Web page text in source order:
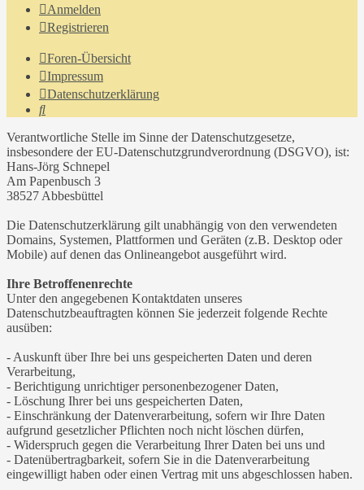
Anmelden
Registrieren
Foren-Übersicht
Impressum
Datenschutzerklärung
Suche
Verantwortliche Stelle im Sinne der Datenschutzgesetze,
insbesondere der EU-Datenschutzgrundverordnung (DSGVO), ist:
Hans-Jörg Schnepel
Am Papenbusch 3
38527 Abbesbüttel
Die Datenschutzerklärung gilt unabhängig von den verwendeten
Domains, Systemen, Plattformen und Geräten (z.B. Desktop oder
Mobile) auf denen das Onlineangebot ausgeführt wird.
Ihre Betroffenenrechte
Unter den angegebenen Kontaktdaten unseres
Datenschutzbeauftragten können Sie jederzeit folgende Rechte
ausüben:
- Auskunft über Ihre bei uns gespeicherten Daten und deren
Verarbeitung,
- Berichtigung unrichtiger personenbezogener Daten,
- Löschung Ihrer bei uns gespeicherten Daten,
- Einschränkung der Datenverarbeitung, sofern wir Ihre Daten
aufgrund gesetzlicher Pflichten noch nicht löschen dürfen,
- Widerspruch gegen die Verarbeitung Ihrer Daten bei uns und
- Datenübertragbarkeit, sofern Sie in die Datenverarbeitung
eingewilligt haben oder einen Vertrag mit uns abgeschlossen haben.